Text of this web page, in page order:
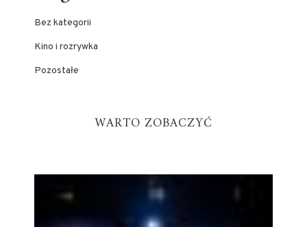
Bez kategorii
Kino i rozrywka
Pozostałe
WARTO ZOBACZYĆ